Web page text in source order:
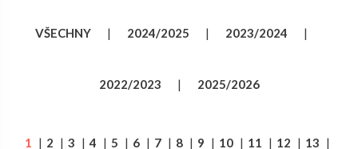
VŠECHNY | 2024/2025 | 2023/2024 |
2022/2023 | 2025/2026
1 | 2 | 3 | 4 | 5 | 6 | 7 | 8 | 9 | 10 | 11 | 12 | 13 |